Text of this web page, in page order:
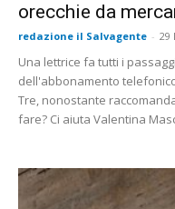
orecchie da
redazione il Salvagente - 29
Una lettrice fa tutti i
dell'abbonamento
Tre, nonostante
fare? Ci aiuta Valentina